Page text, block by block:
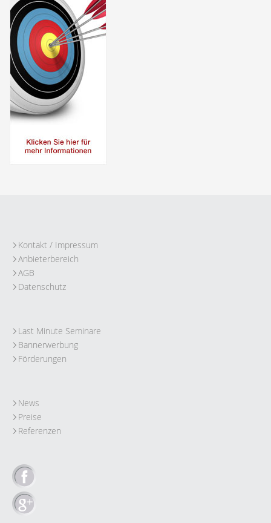
Kontakt / Impressum
Anbieterbereich
AGB
Datenschutz
Last Minute Seminare
Bannerwerbung
Förderungen
News
Preise
Referenzen